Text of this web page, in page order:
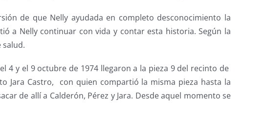
de que Nelly ayudada en completo desconocimiento la
a Nelly continuar con vida y contar esta historia. Según la
salud.
4 y el 9 octubre de 1974 llegaron a la pieza 9 del recinto de
Jara Castro, con quien compartió la misma pieza hasta la
de allí a Calderón, Pérez y Jara. Desde aquel momento se